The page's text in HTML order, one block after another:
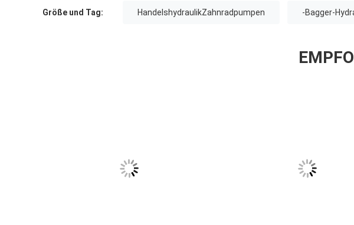
Größe und Tag: HandelshydraulikZahnradpumpen -Bagger-